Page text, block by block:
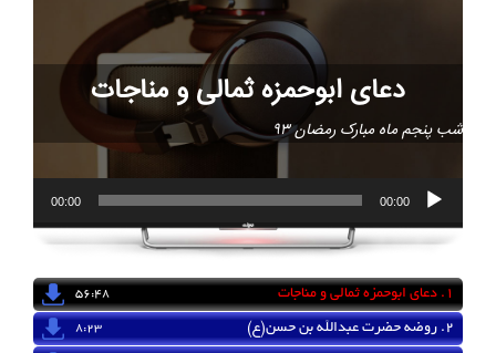
دعای ابوحمزه ثمالی و مناجات
شب پنجم ماه مبارک رمضان 93
00:00
00:00
1. دعای ابوحمزه ثمالی و مناجات 56:48
2. روضه حضرت عبدالله بن حسن(ع) 8:23